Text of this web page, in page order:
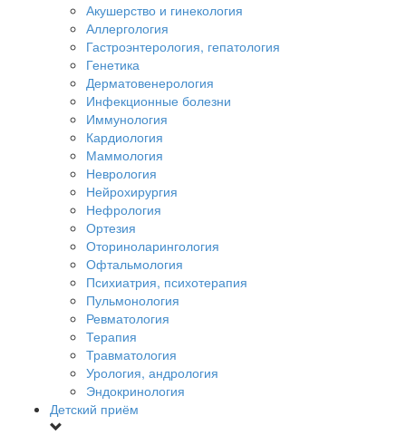
Акушерство и гинекология
Аллергология
Гастроэнтерология, гепатология
Генетика
Дерматовенерология
Инфекционные болезни
Иммунология
Кардиология
Маммология
Неврология
Нейрохирургия
Нефрология
Ортезия
Оториноларингология
Офтальмология
Психиатрия, психотерапия
Пульмонология
Ревматология
Терапия
Травматология
Урология, андрология
Эндокринология
Детский приём